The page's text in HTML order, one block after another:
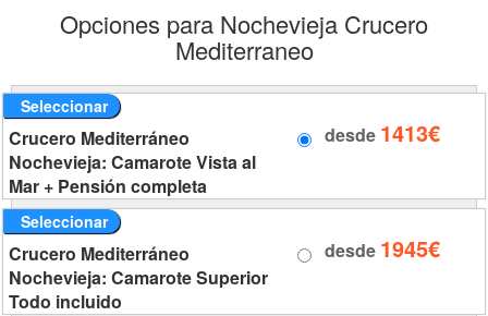
Opciones para Nochevieja Crucero
Mediterraneo
Seleccionar
Crucero Mediterráneo
Nochevieja: Camarote Vista al
Mar + Pensión completa
desde 1413€
Seleccionar
Crucero Mediterráneo
Nochevieja: Camarote Superior
Todo incluido
desde 1945€